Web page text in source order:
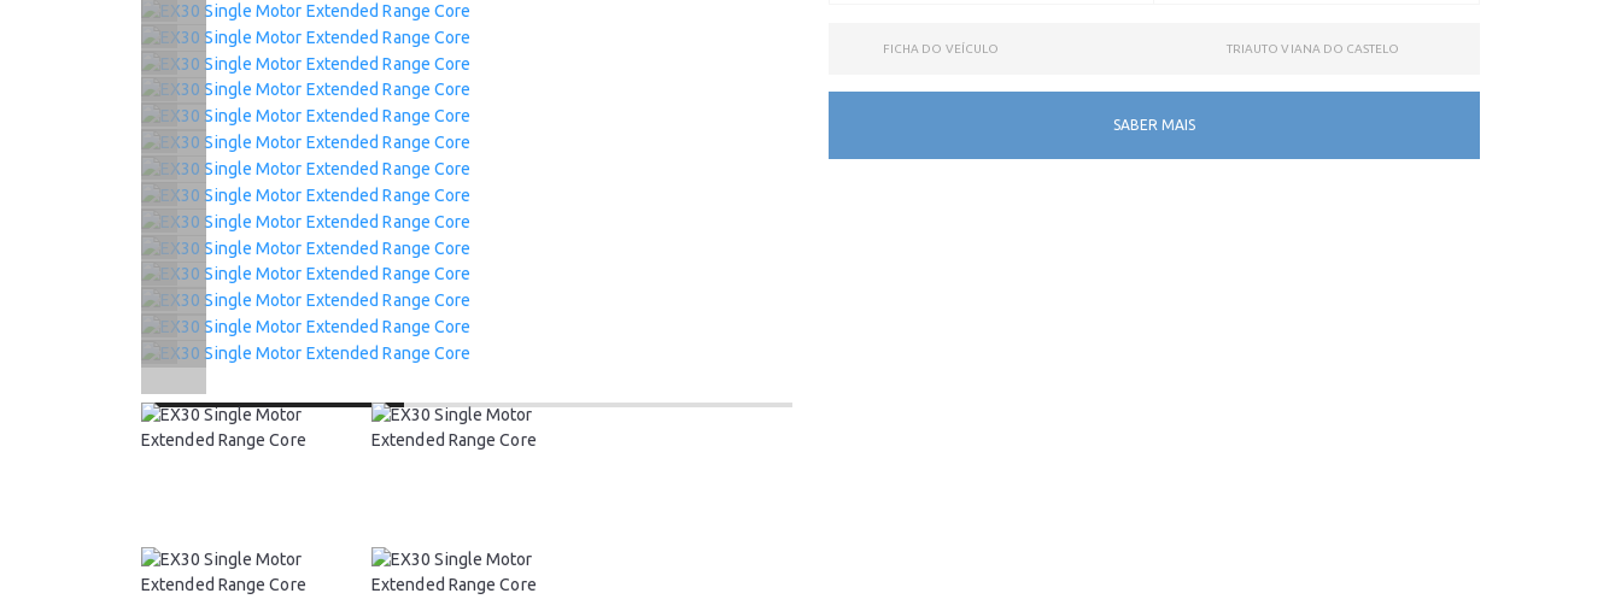
FICHA DO VEÍCULO TRIAUTO VIANA DO CASTELO
SABER MAIS